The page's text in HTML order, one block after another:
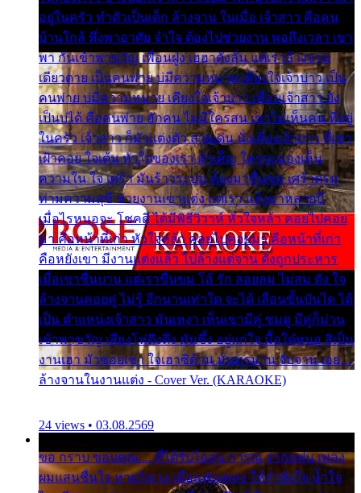
อยู่ในครัว ทำตัวเป็นเด็ก ล้างจาน ในเมื่อ เจ้าสาว คือคน
บ้านใกล้ พึ่งพาอาศัย จำใจ ต้องไปช่วยงาน พอถึงเวลา เขา
พา กันเข้าพาขวัญ เพื่อนฝูง เฮฮาดังลั่น แต่เราล้างจาน
เดียวดาย เป็นคนพ่าย บ่มีความหมาย เคียงใจเจ้าบ่าว เป็น
คนพ่าย บ่มีความหมาย เคียงใจเจ้าบ่าว เพื่อนเจ้าสาว ยัง
เป็นบ่ได้ คือคนพ่าย ฮักคน ไม่มีใครสน เขาไม่เห็นคน ที่อยู่
ในครัว เจ้าสาว ก็มัวแต่งตัว สวยเด่น นั่งเคียงเจ้าบ่าว ที่เขา
เฝ้าคอย ใจเต้น หัวใจของเรา ลำเค็ญ ใครจะมองเห็น
ความใน ใจ เศร้า มันร้าวระบม ต้องมาขื่นขม เศร้าตรม
ท่ามความสุขี ช่วยงานเขาแต่ง แต่เรา แล้งมาหลายปี
เมื่อไรหนอจะ โชคดี ได้มีพิธีวิวาห์ หัวใจหล้า คอยไปคอย
มา คือหน้าที่เก่า หัวใจหล้า คอยไปคอยมา คือหน้าที่เก่า
คือหยังเขา มีงานแต่งแล้ว ไปล้างแต่จาน ดั่งถูกประหาร
เมื่อเขาชื่นบาน แต่เราขื่นขม โอ้ รัก ลอยลม ไม่สม ดัง ใจ
ล้างจานคอยคู่ ไม่รู้ อีกนานเท่าใด จะได้ เลื่อนขั้นบันได ได้
เป็น ตำแหน่งเจ้าสาว มันเหงา เห็นเขามีคู่ ซมดู มีคู่ก็ม่วน
เข้าพาขวัญ เสียงโห่ตึงตึง มันซึ้ง อยู่แก่ใจ มื้อใด๋หนอ สิเป็น
งานเฮา มัวซอยเขา ใจเฮาซิด้าน มันทรมาน จับจาน เอย…
ล้างจานในงานแต่ง - Cover Ver. (KARAOKE)
24 views • 03.08.2569
ขอ กราบ ขอบคุณ.... ที่ได้รับไออุ่น การุณ จากแฟน เพลง
ผมแสนชื่นใจ หายวังเวง เมื่อแฟนเพลง ให้กำลังใจ น้ำใจ